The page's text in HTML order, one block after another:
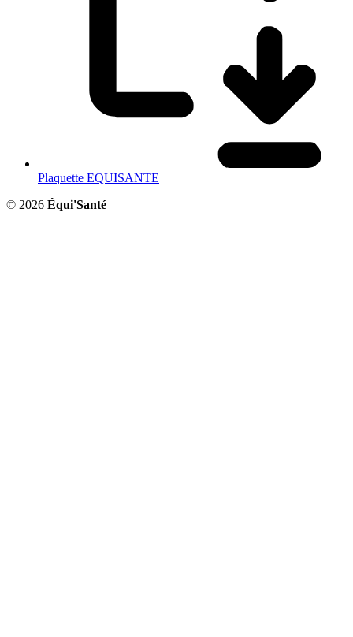
Plaquette EQUISANTE
© 2026 Équi'Santé